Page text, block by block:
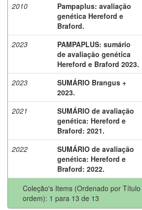
2010
Pampaplus: avaliação
genética Hereford e
Braford.
2023
PAMPAPLUS: sumário
de avaliação genética
Hereford e Braford 2023.
2023
SUMÁRIO Brangus +
2023.
2021
SUMÁRIO de avaliação
genética: Hereford e
Braford: 2021.
2022
SUMÁRIO de avaliação
genética: Hereford e
Braford: 2022.
Coleção's Items (Ordenado por
ordem): 1 para 13 de 13